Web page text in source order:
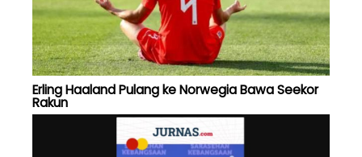
Erling Haaland Pulang ke Norwegia Bawa Seekor
Rakun